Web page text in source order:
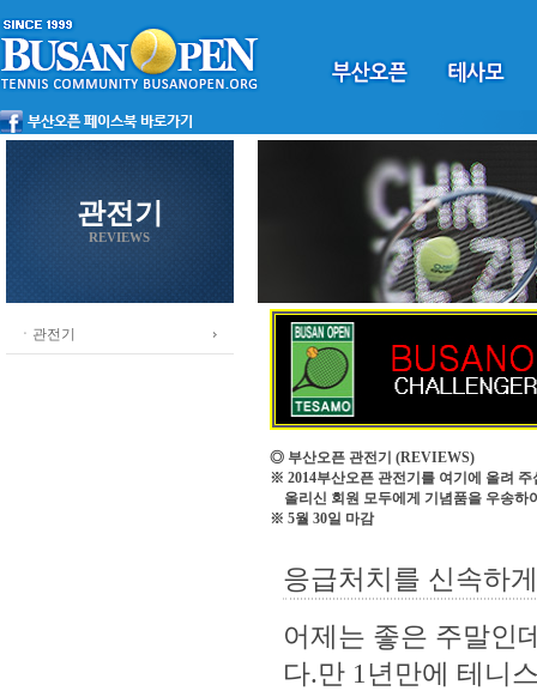
관전기
REVIEWS
ㆍ관전기
◎ 부산오픈 관전기 (REVIEWS)
※ 2014부산오픈 관전기를 여기에 올려 주
올리신 회원 모두에게 기념품을 우송하
※ 5월 30일 마감
응급처치를 신속하
어제는 좋은 주말인
다.만 1년만에 테니